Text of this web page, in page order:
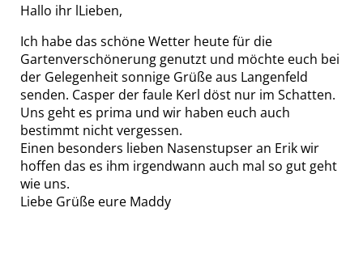
Hallo ihr lLieben,
Ich habe das schöne Wetter heute für die
Gartenverschönerung genutzt und möchte euch bei
der Gelegenheit sonnige Grüße aus Langenfeld
senden. Casper der faule Kerl döst nur im Schatten.
Uns geht es prima und wir haben euch auch
bestimmt nicht vergessen.
Einen besonders lieben Nasenstupser an Erik wir
hoffen das es ihm irgendwann auch mal so gut geht
wie uns.
Liebe Grüße eure Maddy